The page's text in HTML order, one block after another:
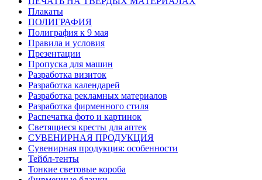
Плакаты
ПОЛИГРАФИЯ
Полиграфия к 9 мая
Правила и условия
Презентации
Пропуска для машин
Разработка визиток
Разработка календарей
Разработка рекламных материалов
Разработка фирменного стиля
Распечатка фото и картинок
Светящиеся кресты для аптек
СУВЕНИРНАЯ ПРОДУКЦИЯ
Сувенирная продукция: особенности
Тейбл-тенты
Тонкие световые короба